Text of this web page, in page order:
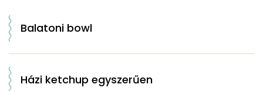
Balatoni bowl
Házi ketchup egyszerűen